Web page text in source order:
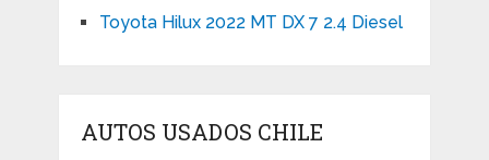
Toyota Hilux 2022 MT DX 7 2.4 Diesel
AUTOS USADOS CHILE